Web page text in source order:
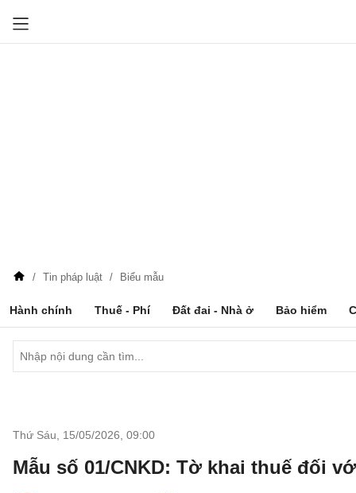
Tin pháp luật Biểu mẫu
Hành chính Thuế - Phí Đất đai - Nhà ở Bảo hiểm
Thứ Sáu, 15/05/2026 09:00
Mẫu số 01/CNKD: Tờ khai thuế đối